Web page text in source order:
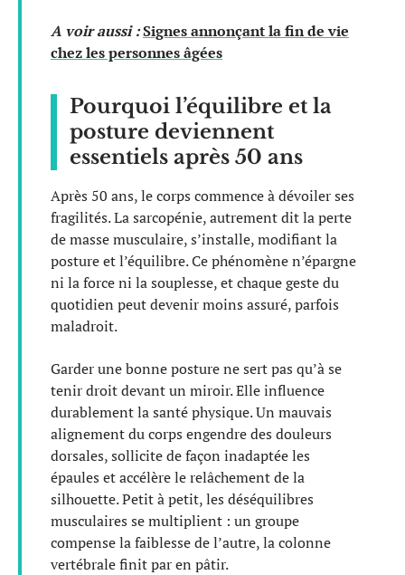
A voir aussi :Signes annonçant la fin de vie
chez les personnes âgées
Pourquoi l’équilibre et la
posture deviennent
essentiels après 50 ans
Après 50 ans, le corps commence à dévoiler ses
fragilités. La sarcopénie, autrement dit la perte
de masse musculaire, s’installe, modifiant la
posture et l’équilibre. Ce phénomène n’épargne
ni la force ni la souplesse, et chaque geste du
quotidien peut devenir moins assuré, parfois
maladroit.
Garder une bonne posture ne sert pas qu’à se
tenir droit devant un miroir. Elle influence
durablement la santé physique. Un mauvais
alignement du corps engendre des douleurs
dorsales, sollicite de façon inadaptée les
épaules et accélère le relâchement de la
silhouette. Petit à petit, les déséquilibres
musculaires se multiplient : un groupe
compense la faiblesse de l’autre, la colonne
vertébrale finit par en pâtir.